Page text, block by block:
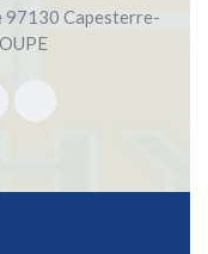
97130 Capesterre-